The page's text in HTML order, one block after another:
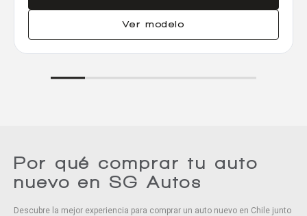
Ver modelo
Por qué comprar tu auto
nuevo en SG Autos
Descubre la mejor experiencia para comprar un auto nuevo en Chile junto